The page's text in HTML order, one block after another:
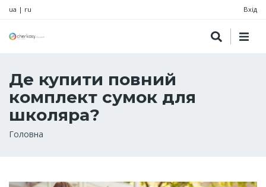
ua | ru Вхід
Де купити повний
комплект сумок для
школяра?
Рядок
Головна